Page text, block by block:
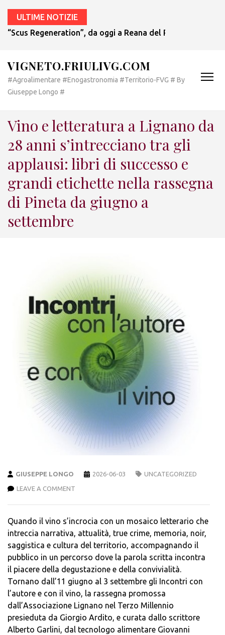
ULTIME NOTIZIE
“Scus Regeneration”, da oggi a Reana del Rojale una
VIGNETO.FRIULIVG.COM
#Agroalimentare #Enogastronomia #Territorio-FVG # By
Giuseppe Longo #
Vino e letteratura a Lignano da
28 anni s’intrecciano tra gli
applausi: libri di successo e
grandi etichette nella rassegna
di Pineta da giugno a
settembre
GIUSEPPE LONGO 2026-06-03 UNCATEGORIZED
LEAVE A COMMENT
Quando il vino s’incrocia con un mosaico letterario che
intreccia narrativa, attualità, true crime, memoria, noir,
saggistica e cultura del territorio, accompagnando il
pubblico in un percorso dove la parola scritta incontra
il piacere della degustazione e della convivialità.
Tornano dall’11 giugno al 3 settembre gli Incontri con
l’autore e con il vino, la rassegna promossa
dall’Associazione Lignano nel Terzo Millennio
presieduta da Giorgio Ardito, e curata dallo scrittore
Alberto Garlini, dal tecnologo alimentare Giovanni